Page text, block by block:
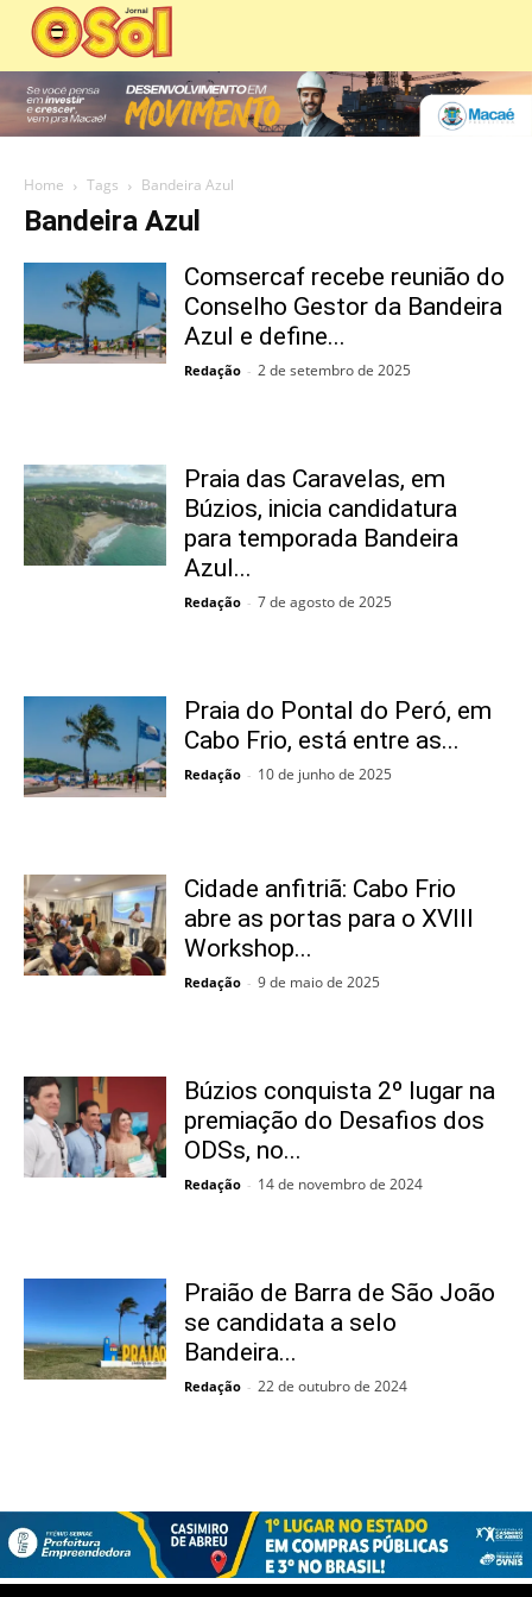
Home Tags Bandeira Azul
Bandeira Azul
Comsercaf recebe reunião do
Conselho Gestor da Bandeira
Azul e define...
Redação - 2 de setembro de 2025
Praia das Caravelas, em
Búzios, inicia candidatura
para temporada Bandeira
Azul...
Redação - 7 de agosto de 2025
Praia do Pontal do Peró, em
Cabo Frio, está entre as...
Redação - 10 de junho de 2025
Cidade anfitriã: Cabo Frio
abre as portas para o XVIII
Workshop...
Redação - 9 de maio de 2025
Búzios conquista 2º lugar na
premiação do Desafios dos
ODSs, no...
Redação - 14 de novembro de 2024
Praião de Barra de São João
se candidata a selo
Bandeira...
Redação - 22 de outubro de 2024